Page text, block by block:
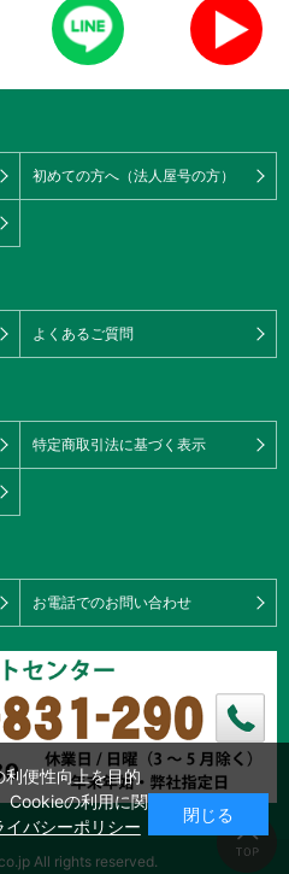
初めての方へ（法人屋号の方）
よくあるご質問
特定商取引法に基づく表示
お電話でのお問い合わせ
All rights reserved.
便性向上を目的
Cookieの利用に関
イバシーポリシー
閉じる